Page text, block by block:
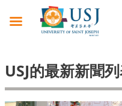
USJ的最新新聞